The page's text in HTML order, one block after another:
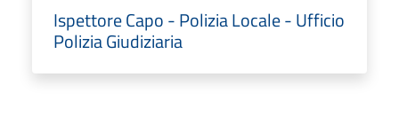
Ispettore Capo - Polizia Locale - Ufficio
Polizia Giudiziaria